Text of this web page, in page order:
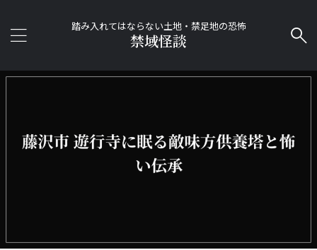
踏み入れてはならない土地・禁足地の恐怖
禁域怪談